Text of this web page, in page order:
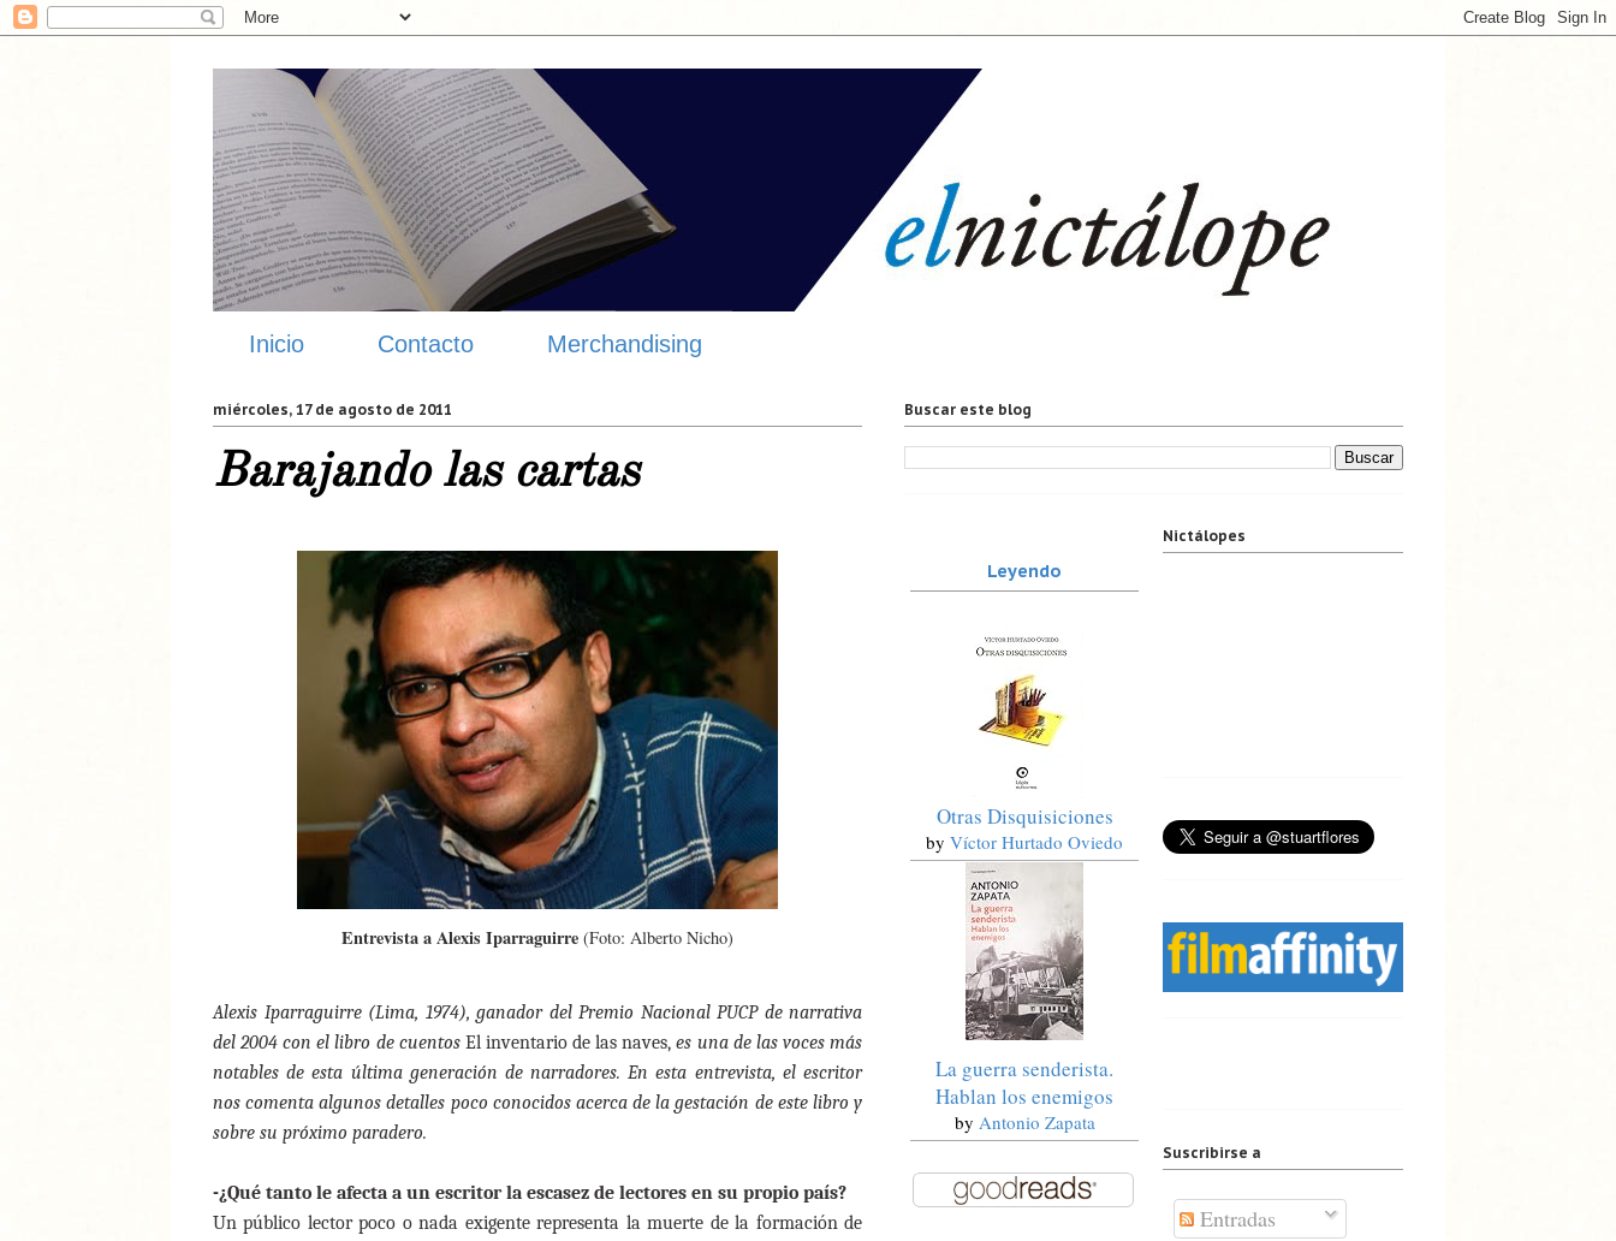
Inicio Contacto Merchandising
miércoles, 17 de agosto de 2011
Barajando las cartas
Entrevista a Alexis Iparraguirre (Foto: Alberto Nicho)
Alexis Iparraguirre (Lima, 1974), ganador del Premio Nacional PUCP de narrativa
del 2004 con el libro de cuentos El inventario de las naves,es una de las voces más
notables de esta última generación de narradores. En esta entrevista, el escritor
nos comenta algunos detalles poco conocidos acerca de la gestación de este libro y
sobre su próximo paradero.
-¿Qué tanto le afecta a un escritor la escasez de lectores en su propio país?
Un público lector poco o nada exigente representa la muerte de la formación de
Buscar este blog
Leyendo
Otras Disquisiciones
by Víctor Hurtado Oviedo
La guerra senderista.
Hablan los enemigos
by Antonio Zapata
Nictálopes
Suscribirse a
Entradas